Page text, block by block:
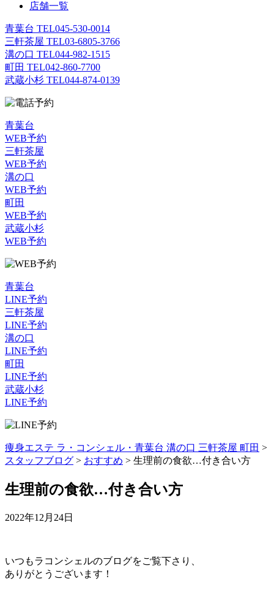
店舗一覧
青葉台 TEL045-530-0014
三軒茶屋 TEL03-6805-3766
溝の口 TEL044-982-1515
町田 TEL042-860-7700
武蔵小杉 TEL044-874-0139
青葉台
WEB予約
三軒茶屋
WEB予約
溝の口
WEB予約
町田
WEB予約
武蔵小杉
WEB予約
青葉台
LINE予約
三軒茶屋
LINE予約
溝の口
LINE予約
町田
LINE予約
武蔵小杉
LINE予約
痩身エステ ラ・コンシェル・青葉台 溝の口 三軒茶屋 町田 >
スタッフブログ > おすすめ > 生理前の食欲…付き合い方
生理前の食欲…付き合い方
2022年12月24日
いつもラコンシェルのブログをご覧下さり、
ありがとうございます！